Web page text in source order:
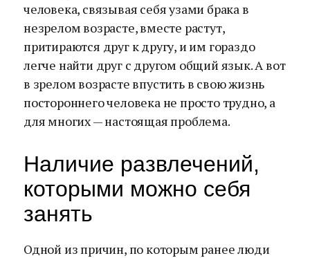
человека, связывая себя узами брака в
незрелом возрасте, вместе растут,
притираются друг к другу, и им гораздо
легче найти друг с другом общий язык. А вот
в зрелом возрасте впустить в свою жизнь
постороннего человека не просто трудно, а
для многих — настоящая проблема.
Наличие развлечений,
которыми можно себя
занять
Одной из причин, по которым ранее люди